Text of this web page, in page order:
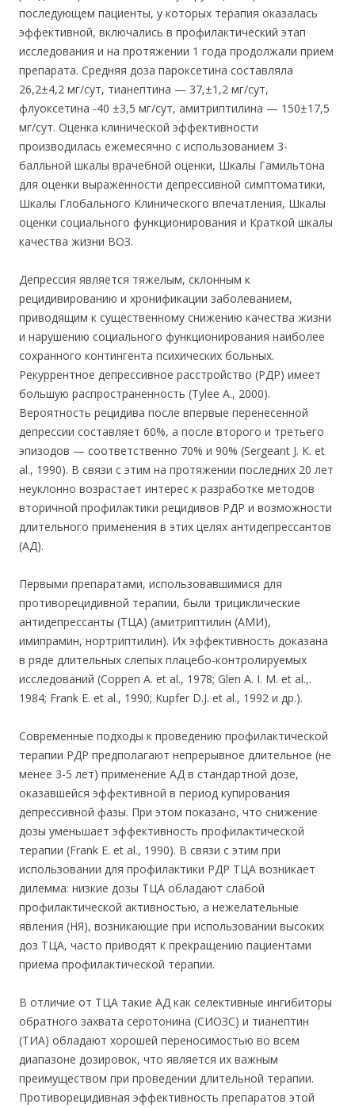
последующем пациенты, у которых терапия оказалась
эффективной, включались в профилактический этап
исследования и на протяжении 1 года продолжали прием
препарата. Средняя доза пароксетина составляла
26,2±4,2 мг/сут, тианептина — 37,±1,2 мг/сут,
флуоксетина -40 ±3,5 мг/сут, амитриптилина — 150±17,5
мг/сут. Оценка клинической эффективности
производилась ежемесячно с использованием 3-
балльной шкалы врачебной оценки, Шкалы Гамильтона
для оценки выраженности депрессивной симптоматики,
Шкалы Глобального Клинического впечатления, Шкалы
оценки социального функционирования и Краткой шкалы
качества жизни ВОЗ.
Депрессия является тяжелым, склонным к
рецидивированию и хронификации заболеванием,
приводящим к существенному снижению качества жизни
и нарушению социального функционирования наиболее
сохранного контингента психических больных.
Рекуррентное депрессивное расстройство (РДР) имеет
большую распространенность (Tylee А., 2000).
Вероятность рецидива после впервые перенесенной
депрессии составляет 60%, а после второго и третьего
эпизодов — соответственно 70% и 90% (Sergeant J. К. et
al., 1990). В связи с этим на протяжении последних 20 лет
неуклонно возрастает интерес к разработке методов
вторичной профилактики рецидивов РДР и возможности
длительного применения в этих целях антидепрессантов
(АД).
Первыми препаратами, использовавшимися для
противорецидивной терапии, были трициклические
антидепрессанты (ТЦА) (амитриптилин (АМИ),
имипрамин, нортриптилин). Их эффективность доказана
в ряде длительных слепых плацебо-контролируемых
исследований (Coppen A. et al., 1978; Glen А. I. М. et al.,.
1984; Frank E. et al., 1990; Kupfer D.J. et al., 1992 и др.).
Современные подходы к проведению профилактической
терапии РДР предполагают непрерывное длительное (не
менее 3-5 лет) применение АД в стандартной дозе,
оказавшейся эффективной в период купирования
депрессивной фазы. При этом показано, что снижение
дозы уменьшает эффективность профилактической
терапии (Frank Е. et al., 1990). В связи с этим при
использовании для профилактики РДР ТЦА возникает
дилемма: низкие дозы ТЦА обладают слабой
профилактической активностью, а нежелательные
явления (НЯ), возникающие при использовании высоких
доз ТЦА, часто приводят к прекращению пациентами
приема профилактической терапии.
В отличие от ТЦА такие АД как селективные ингибиторы
обратного захвата серотонина (СИОЗС) и тианептин
(ТИА) обладают хорошей переносимостью во всем
диапазоне дозировок, что является их важным
преимуществом при проведении длительной терапии.
Противорецидивная эффективность препаратов этой